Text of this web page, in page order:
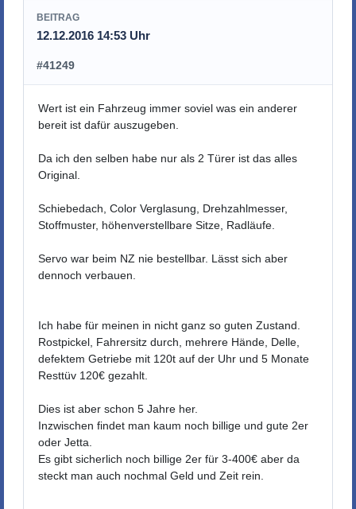
BEITRAG
12.12.2016 14:53 Uhr
#41249
Wert ist ein Fahrzeug immer soviel was ein anderer
bereit ist dafür auszugeben.
Da ich den selben habe nur als 2 Türer ist das alles
Original.
Schiebedach, Color Verglasung, Drehzahlmesser,
Stoffmuster, höhenverstellbare Sitze, Radläufe.
Servo war beim NZ nie bestellbar. Lässt sich aber
dennoch verbauen.
Ich habe für meinen in nicht ganz so guten Zustand.
Rostpickel, Fahrersitz durch, mehrere Hände, Delle,
defektem Getriebe mit 120t auf der Uhr und 5 Monate
Resttüv 120€ gezahlt.
Dies ist aber schon 5 Jahre her.
Inzwischen findet man kaum noch billige und gute 2er
oder Jetta.
Es gibt sicherlich noch billige 2er für 3-400€ aber da
steckt man auch nochmal Geld und Zeit rein.